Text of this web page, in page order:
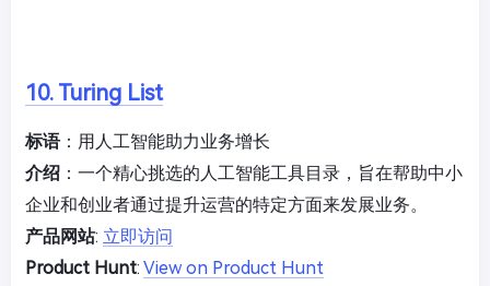
10. Turing List
标语：用人工智能助力业务增长
介绍 ：一个精心挑选的人工智能工具目录，旨在帮助中小
企业和创业者通过提升运营的特定方面来发展业务。
产品网站: 立即访问
Product Hunt: View on Product Hunt